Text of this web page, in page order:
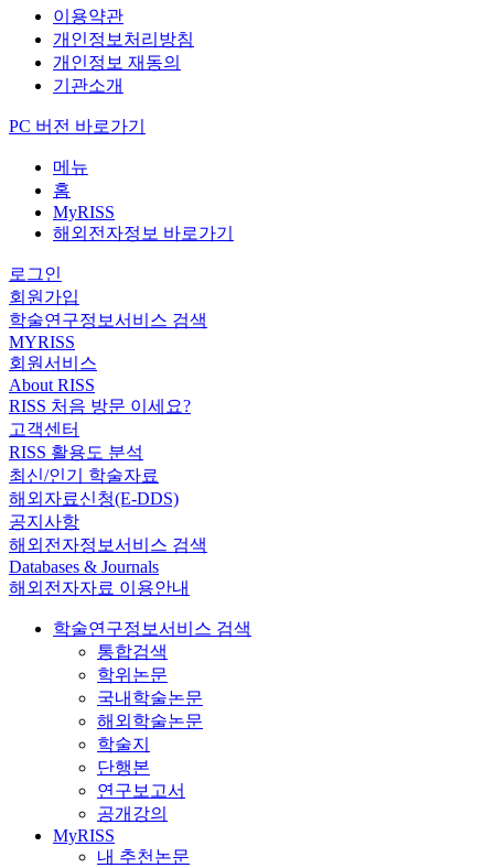
이용약관
개인정보처리방침
개인정보 재동의
기관소개
PC 버전 바로가기
메뉴
홈
MyRISS
해외전자정보 바로가기
로그인
회원가입
학술연구정보서비스 검색
MYRISS
회원서비스
About RISS
RISS 처음 방문 이세요?
고객센터
RISS 활용도 분석
최신/인기 학술자료
해외자료신청(E-DDS)
공지사항
해외전자정보서비스 검색
Databases & Journals
해외전자자료 이용안내
학술연구정보서비스 검색
통합검색
학위논문
국내학술논문
해외학술논문
학술지
단행본
연구보고서
공개강의
MyRISS
내 추천논문